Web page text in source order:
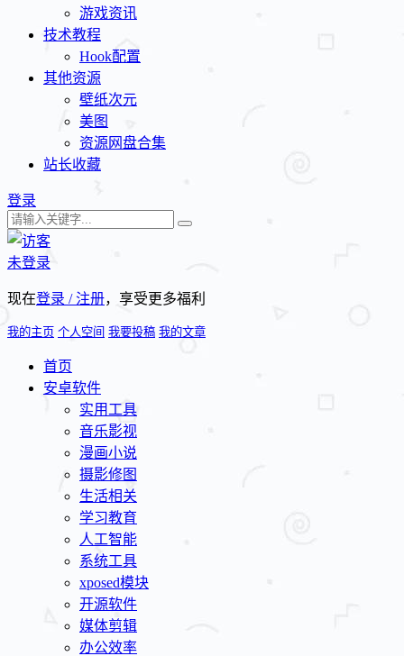
游戏资讯
技术教程
Hook配置
其他资源
壁纸次元
美图
资源网盘合集
站长收藏
登录
未登录
现在登录 / 注册，享受更多福利
我的主页 个人空间 我要投稿 我的文章
首页
安卓软件
实用工具
音乐影视
漫画小说
摄影修图
生活相关
学习教育
人工智能
系统工具
xposed模块
开源软件
媒体剪辑
办公效率